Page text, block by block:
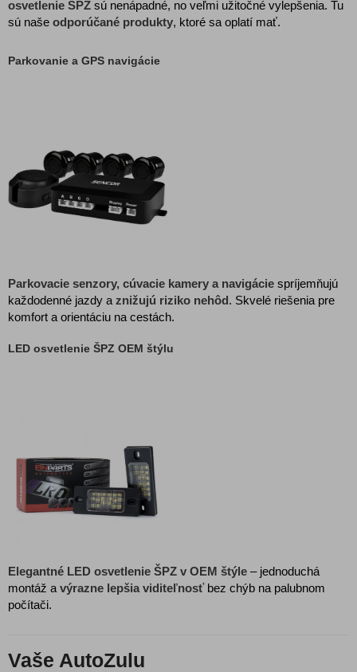
osvetlenie ŠPZ sú nenápadné, no veľmi užitočné vylepšenia. Tu
sú naše odporúčané produkty, ktoré sa oplatí mať.
Parkovanie a GPS navigácie
Parkovacie senzory, cúvacie kamery a navigácie spríjemňujú
každodenné jazdy a znižujú riziko nehôd. Skvelé riešenia pre
komfort a orientáciu na cestách.
LED osvetlenie ŠPZ OEM štýlu
Elegantné LED osvetlenie ŠPZ v OEM štýle – jednoduchá
montáž a výrazne lepšia viditeľnosťbez chýb na palubnom
počítači.
Vaše AutoZulu